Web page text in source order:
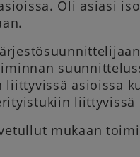
Oli asiasi
asioissa
liittyvissä
mukaan